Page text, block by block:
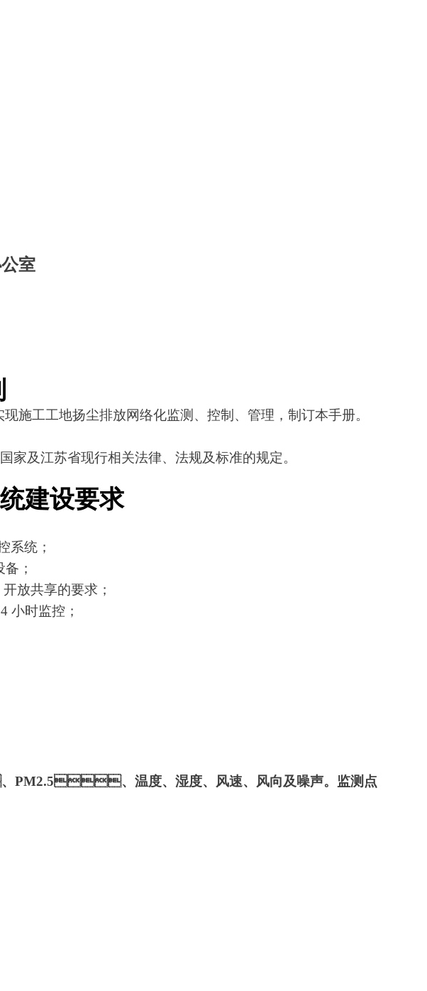
室
工地扬尘排放网络化监测、控制、管理，制订本手册。
及江苏省现行相关法律、法规及标准的规定。
统建设要求
；
；
共享的要求；
监控；
、温度、湿度、风速、风向及噪声。监测点